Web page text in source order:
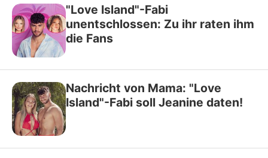
"Love Island"-Fabi
unentschlossen: Zu ihr raten ihm
die Fans
Nachricht von Mama: "Love
Island"-Fabi soll Jeanine daten!